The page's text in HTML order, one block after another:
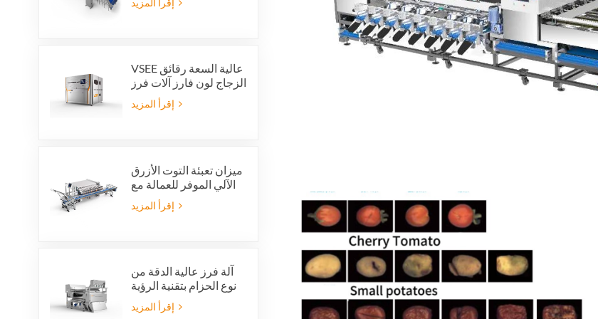
VSEE عالية السعة رقائق
الزجاج لون فارز آلات فرز
الألوان الزجاجية الملونة
لإنتاج إعادة تدوير الزجاج
ميزان تعبئة التوت الأزرق
الآلي الموفر للعمالة مع
نظام رفض متكامل
آلة فرز عالية الدقة من
نوع الحزام بتقنية الرؤية
بالذكاء الاصطناعي